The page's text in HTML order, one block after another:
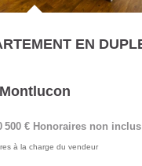
Montlucon
500 € Honoraires non inclus
à la charge du vendeur